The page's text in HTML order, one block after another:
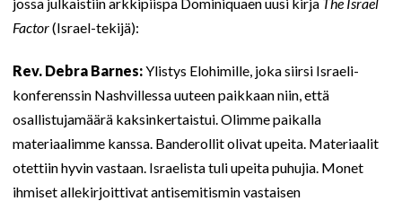
Factor(Israel-tekijä):
Rev. Debra Barnes:Ylistys Elohimille, joka siirsi Israeli-
konferenssin Nashvillessa uuteen paikkaan niin, että
osallistujamäärä kaksinkertaistui. Olimme paikalla
materiaalimme kanssa. Banderollit olivat upeita. Materiaalit
otettiin hyvin vastaan. Israelista tuli upeita puhujia. Monet
ihmiset allekirjoittivat antisemitismin vastaisen